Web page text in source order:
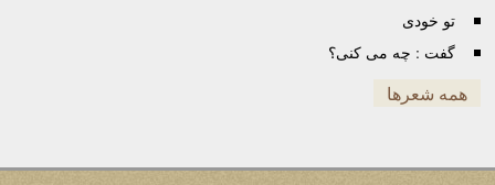
تو خودی
گفت : چه می کنی؟
همه شعرها